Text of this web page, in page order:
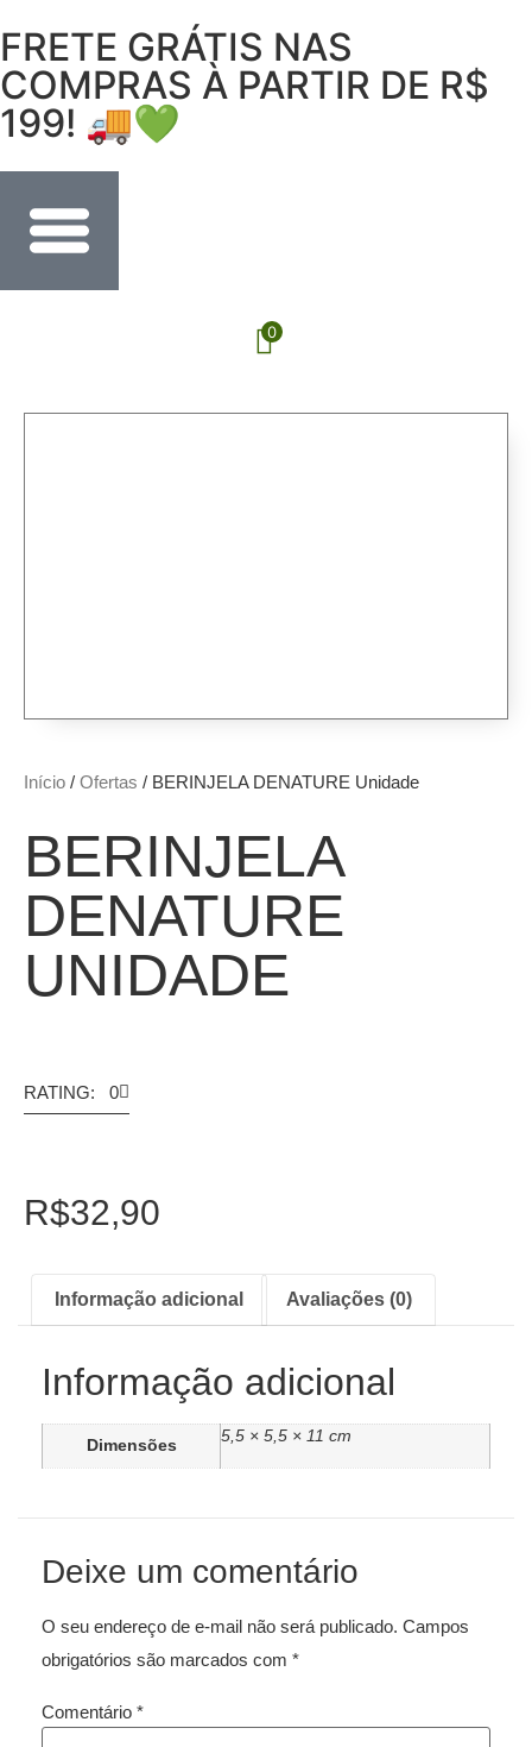
FRETE GRÁTIS NAS
COMPRAS À PARTIR DE R$
199! 🚚💚
0
Início / Ofertas / BERINJELA DENATURE Unidade
BERINJELA
DENATURE
UNIDADE
RATING: 0
R$32,90
Informação adicional Avaliações (0)
Informação adicional
Dimensões
5,5 × 5,5 × 11 cm
Deixe um comentário
O seu endereço de e-mail não será publicado. Campos
obrigatórios são marcados com *
Comentário *